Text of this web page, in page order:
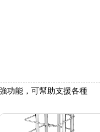
功能，可幫助支援各種